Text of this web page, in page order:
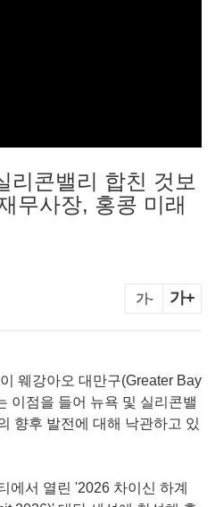
리콘밸리 합친 것보
무사장, 홍콩 미래
가- 가+
웨강아오 대만구(Greater Bay
이점을 들어 뉴욕 및 실리콘밸
향후 발전에 대해 낙관하고 있
에서 열린 '2026 차이신 하계